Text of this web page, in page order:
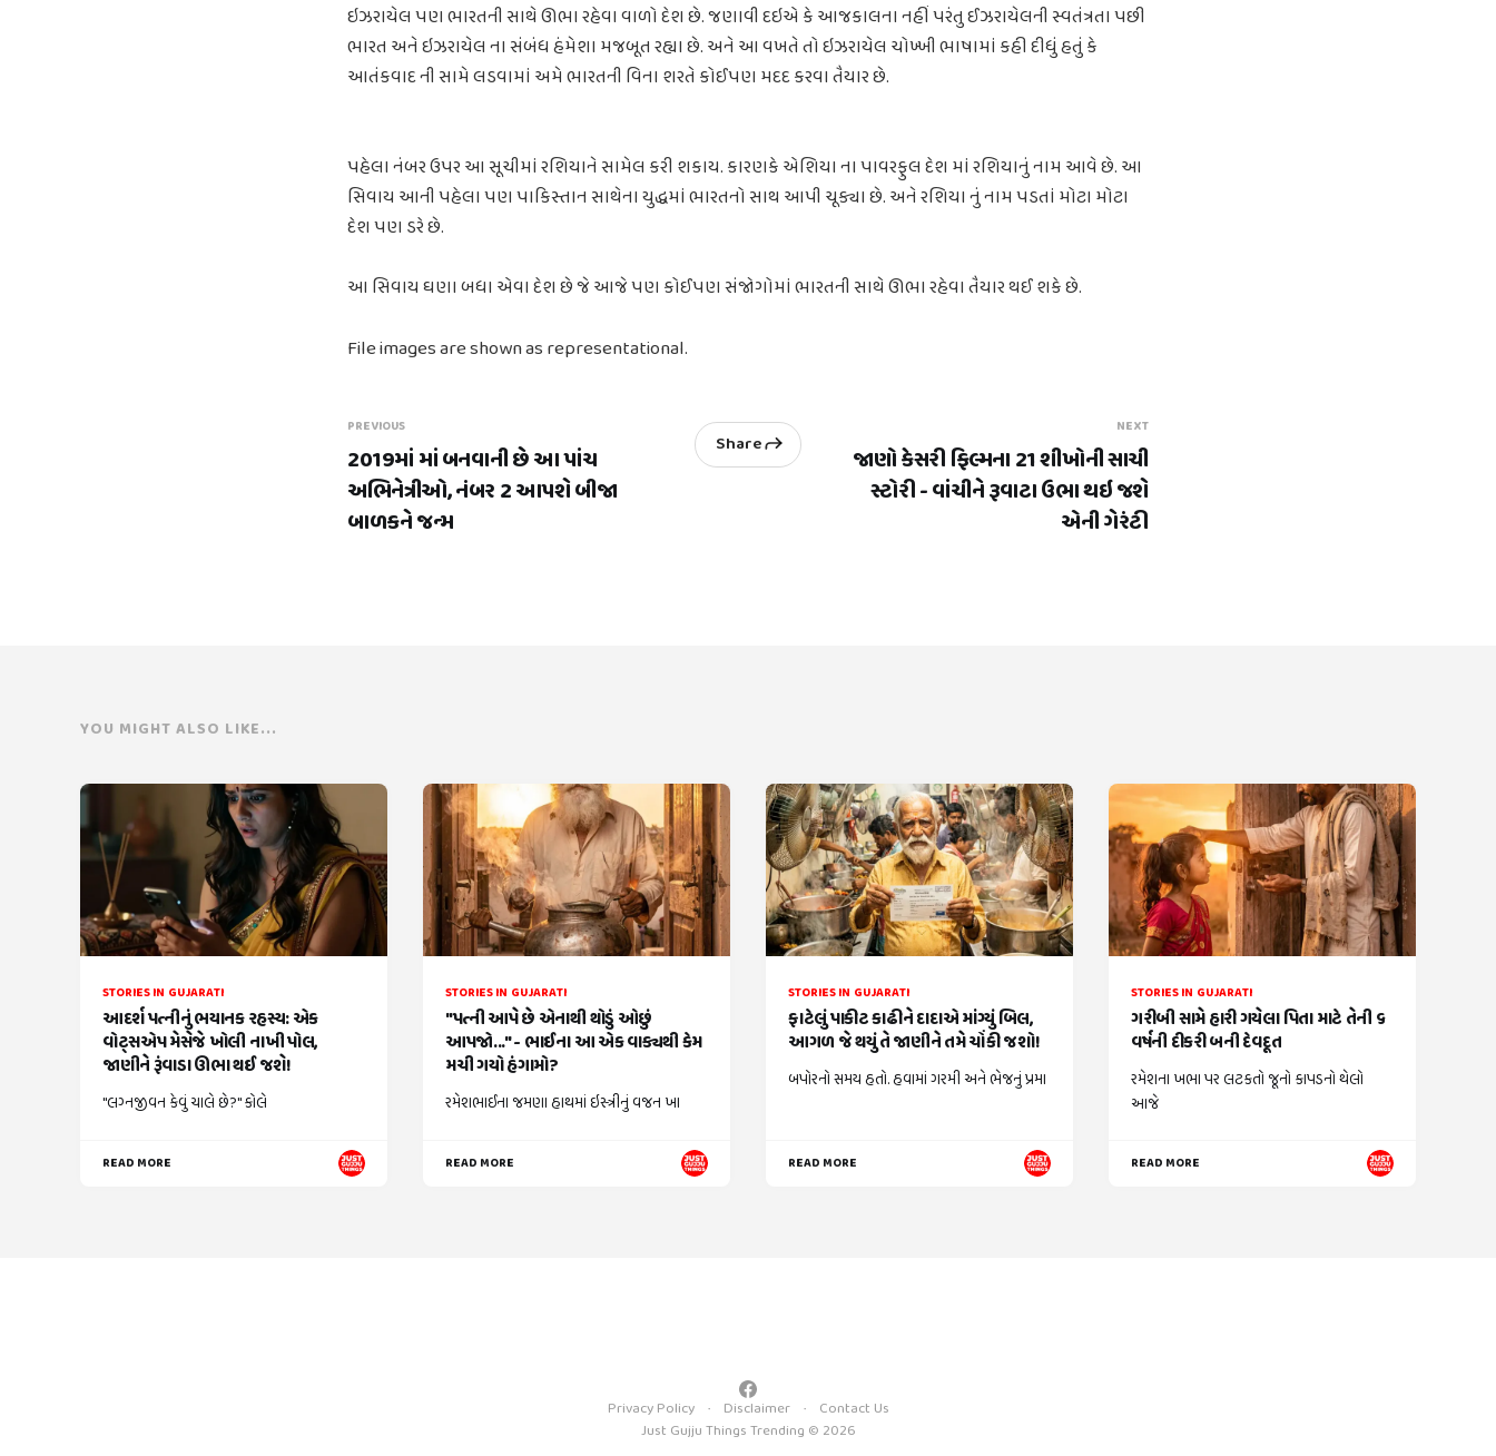
ઇઝરાયેલ પણ ભારતની સાથે ઊભા રહેવા વાળો દેશ છે. જણાવી દઇએ કે આજકાલના નહીં પરંતુ ઈઝરાયેલની સ્વતંત્રતા પછી
ભારત અને ઇઝરાયેલ ના સંબંધ હંમેશા મજબૂત રહ્યા છે. અને આ વખતે તો ઇઝરાયેલ ચોખ્ખી ભાષામાં કહી દીધું હતું કે
આતંકવાદ ની સામે લડવામાં અમે ભારતની વિના શરતે કોઈપણ મદદ કરવા તૈયાર છે.
પહેલા નંબર ઉપર આ સૂચીમાં રશિયાને સામેલ કરી શકાય. કારણકે એશિયા ના પાવરફુલ દેશ માં રશિયાનું નામ આવે છે. આ
સિવાય આની પહેલા પણ પાકિસ્તાન સાથેના યુદ્ધમાં ભારતનો સાથ આપી ચૂક્યા છે. અને રશિયા નું નામ પડતાં મોટા મોટા
દેશ પણ ડરે છે.
આ સિવાય ઘણા બધા એવા દેશ છે જે આજે પણ કોઈપણ સંજોગોમાં ભારતની સાથે ઊભા રહેવા તૈયાર થઈ શકે છે.
File images are shown as representational.
PREVIOUS
2019માં માં બનવાની છે આ પાંચ
અભિનેત્રીઓ, નંબર 2 આપશે બીજા
બાળકને જન્મ
Share
NEXT
જાણો કેસરી ફિલ્મના 21 શીખોની સાચી
સ્ટોરી - વાંચીને રૂવાટા ઉભા થઇ જશે
એની ગેરંટી
YOU MIGHT ALSO LIKE...
STORIES IN GUJARATI
આદર્શ પત્નીનું ભયાનક રહસ્ય: એક
વોટ્સએપ મેસેજે ખોલી નાખી પોલ,
જાણીને રૂંવાડા ઊભા થઈ જશે!
"લગ્નજીવન કેવું ચાલે છે?" કોલે
READ MORE
STORIES IN GUJARATI
"પત્ની આપે છે એનાથી થોડું ઓછું
આપજો..." - ભાઈના આ એક વાક્યથી કેમ
મચી ગયો હંગામો?
રમેશભાઈના જમણા હાથમાં ઇસ્ત્રીનું વજન ખા
READ MORE
STORIES IN GUJARATI
ફાટેલું પાકીટ કાઢીને દાદાએ માંગ્યું બિલ,
આગળ જે થયું તે જાણીને તમે ચોંકી જશો!
બપોરનો સમય હતો. હવામાં ગરમી અને ભેજનું પ્રમા
READ MORE
STORIES IN GUJARATI
ગરીબી સામે હારી ગયેલા પિતા માટે તેની ૬
વર્ષની દીકરી બની દેવદૂત
રમેશના ખભા પર લટકતો જૂનો કાપડનો થેલો
આજે
READ MORE
Privacy Policy Disclaimer
Contact Us
Just Gujju Things Trending © 2026